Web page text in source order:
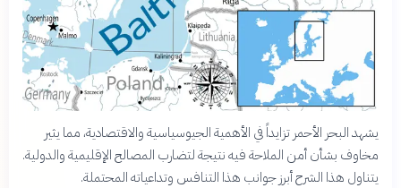
يشهد البحر الأحمر تزايداً في الأهمية الجيوسياسية والاقتصادية، مما يثير
مخاوف بشأن أمن الملاحة فيه نتيجة لتضارب المصالح الإقليمية والدولية.
يتناول هذا الشرح أبرز جوانب هذا التنافس وتداعياته المحتملة.